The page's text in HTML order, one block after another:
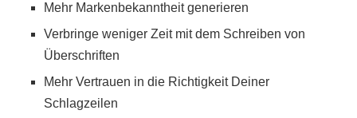
Mehr Markenbekanntheit generieren
Verbringe weniger Zeit mit dem Schreiben von
Überschriften
Mehr Vertrauen in die Richtigkeit Deiner
Schlagzeilen